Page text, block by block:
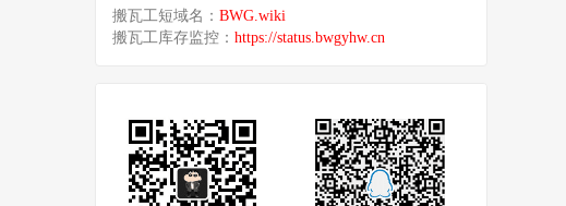
搬瓦工短域名： BWG.wiki
搬瓦工库存监控： https://status.bwgyhw.cn